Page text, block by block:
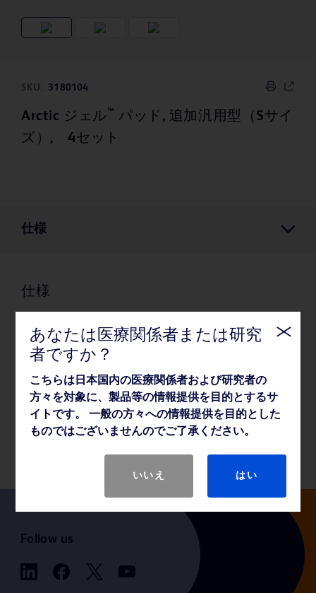
SKU: 3180104
Arctic ジェル™ パッド, 追加汎用型（Sサイ
ズ）, 4セット
仕様
仕様
梱包
薬事・その他情報
製品基本仕様
Follow us
あなたは医療関係者または研究
者ですか？
こちらは日本国内の医療関係者および研究者の
方々を対象に、製品等の情報提供を目的とするサ
イトです。 一般の方々への情報提供を目的とした
ものではございませんのでご了承ください。
いいえ はい